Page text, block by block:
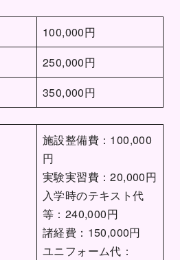
100,000円
250,000円
350,000円
施設整備費：100,000
円
実験実習費：20,000円
入学時のテキスト代
等：240,000円
諸経費：150,000円
ユニフォーム代：